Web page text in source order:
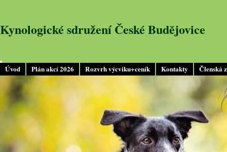
Úvod Plán akcí 2026 Rozvrh výcviku+ceník Kontakty Členská
Kynologické sdružení České Budějovice